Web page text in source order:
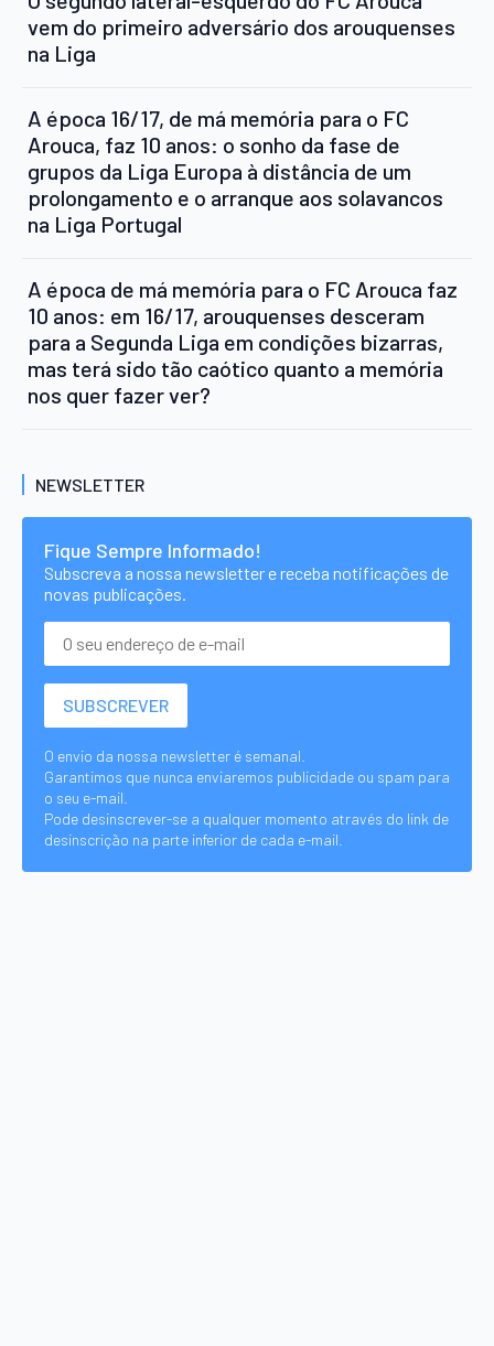
vem do primeiro adversário dos arouquenses
na Liga
A época 16/17, de má memória para o FC
Arouca, faz 10 anos: o sonho da fase de
grupos da Liga Europa à distância de um
prolongamento e o arranque aos solavancos
na Liga Portugal
A época de má memória para o FC Arouca faz
10 anos: em 16/17, arouquenses desceram
para a Segunda Liga em condições bizarras,
mas terá sido tão caótico quanto a memória
nos quer fazer ver?
NEWSLETTER
Fique Sempre Informado!
Subscreva a nossa newsletter e receba notificações de
novas publicações.
O envio da nossa newsletter é semanal.
Garantimos que nunca enviaremos publicidade ou spam para
o seu e-mail.
Pode desinscrever-se a qualquer momento através do link de
desinscrição na parte inferior de cada e-mail.